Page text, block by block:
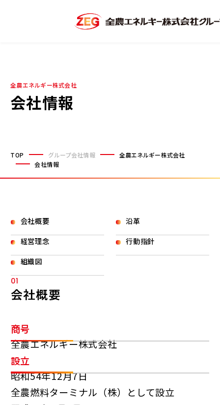
全農エネルギー株式会社
会社情報
TOP グループ会社情報
全農エネルギー株式会社
会社情報
会社概要
沿革
経営理念
行動指針
組織図
01
会社概要
商号
全農エネルギー株式会社
設立
昭和54年12月7日
全農燃料ターミナル（株）として設立